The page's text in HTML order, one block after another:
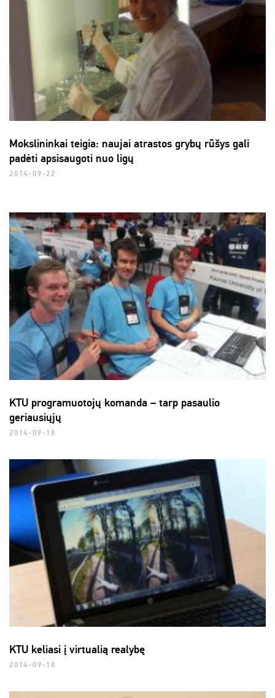
Mokslininkai teigia: naujai atrastos grybų rūšys gali
padėti apsisaugoti nuo ligų
2014-09-22
KTU programuotojų komanda – tarp pasaulio
geriausiųjų
2014-09-18
KTU keliasi į virtualią realybę
2014-09-18